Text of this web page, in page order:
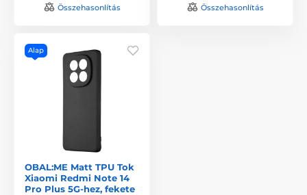
Összehasonlítás Összehasonlítás
Alap
OBAL:ME Matt TPU Tok
Xiaomi Redmi Note 14
Pro Plus 5G-hez, fekete